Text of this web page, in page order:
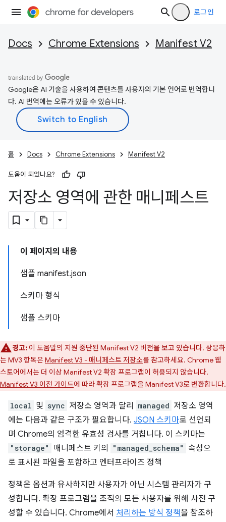
로그인
Docs Chrome Extensions Manifest V2
Google은 AI 기술을 사용하여 콘텐츠를 사용자의 기본 언어로 번역합니
다. AI 번역에는 오류가 있을 수 있습니다.
홈 Docs Chrome Extensions Manifest V2
도움이 되었나요?
저장소 영역에 관한 매니페스트
이 페이지의 내용
샘플 manifest.json
스키마 형식
샘플 스키마
경고: 이 도움말의 지원 중단된 Manifest V2 버전을 보고 있습니다. 상응하
는 MV3 항목은Manifest V3 - 매니페스트 저장소를 참고하세요. Chrome 웹
스토어에서는 더 이상 Manifest V2 확장 프로그램이 허용되지 않습니다.
Manifest V3 이전 가이드에 따라 확장 프로그램을 Manifest V3로 변환합니다.
local 및 sync 저장소 영역과 달리 managed 저장소 영역
에는 다음과 같은 구조가 필요합니다. JSON 스키마로 선언되
며 Chrome의 엄격한 유효성 검사를 거칩니다. 이 스키마는
"storage" 매니페스트 키의 "managed_schema"
속성으
로 표시된 파일을 포함하고 엔터프라이즈 정책
정책은 옵션과 유사하지만 사용자가 아닌 시스템 관리자가 구
성합니다. 확장 프로그램을 조직의 모든 사용자를 위해 사전 구
성할 수 있습니다. Chrome에서 처리하는 방식 정책을 참조하